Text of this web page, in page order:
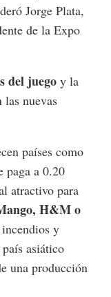
Jorge Plata,
de la Expo
del juego y la
las nuevas
países como
paga a 0.20
atractivo para
H&M o
y
asiático
una producción